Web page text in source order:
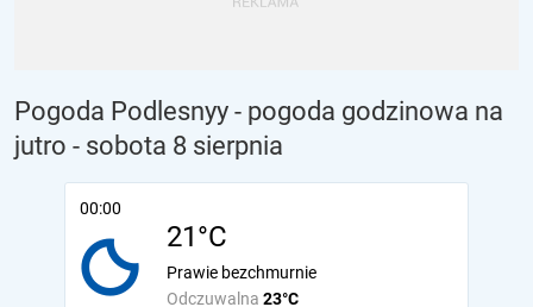
Pogoda Podlesnyy - pogoda godzinowa na
jutro - sobota 8 sierpnia
00:00
21°C
Odczuwalna 23°C
Prawie bezchmurnie